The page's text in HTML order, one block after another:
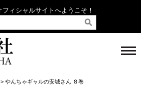
フィシャルサイトへようこそ！
やんちゃギャルの安城さん ８巻